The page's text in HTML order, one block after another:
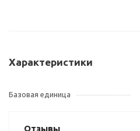
Характеристики
Базовая единица
Отзывы